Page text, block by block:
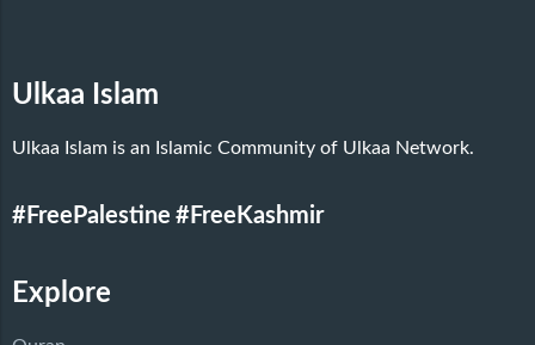
Ulkaa Islam
Ulkaa Islam is an Islamic Community of Ulkaa Network.
#FreePalestine #FreeKashmir
Explore